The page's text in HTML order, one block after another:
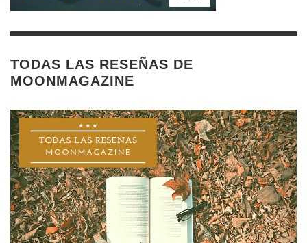
TODAS LAS RESEÑAS DE
MOONMAGAZINE